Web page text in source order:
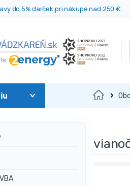
do 5% darček pri nákupe nad 250 €
Domov